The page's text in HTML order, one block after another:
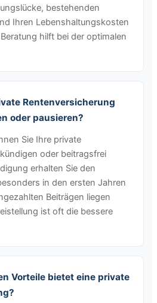
bestehenden
Ihren Lebenshaltungskosten
hilft bei der optimalen
Rentenversicherung
oder pausieren?
Sie Ihre private
oder beitragsfrei
erhalten Sie den
in den ersten Jahren
Beiträgen liegen
ist oft die bessere
Vorteile bietet eine private